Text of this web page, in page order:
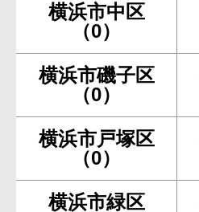
横浜市中区
（0）
横浜市磯子区
（0）
横浜市戸塚区
（0）
横浜市緑区